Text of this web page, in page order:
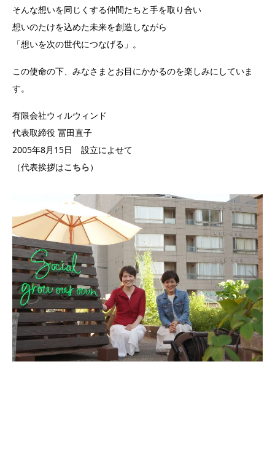
そんな想いを同じくする仲間たちと手を取り合い
想いのたけを込めた未来を創造しながら
「想いを次の世代につなげる」。
この使命の下、みなさまとお目にかかるのを楽しみにしていま
す。
有限会社ウィルウィンド
代表取締役 冨田直子
2005年8月15日 設立によせて
（代表挨拶はこちら）